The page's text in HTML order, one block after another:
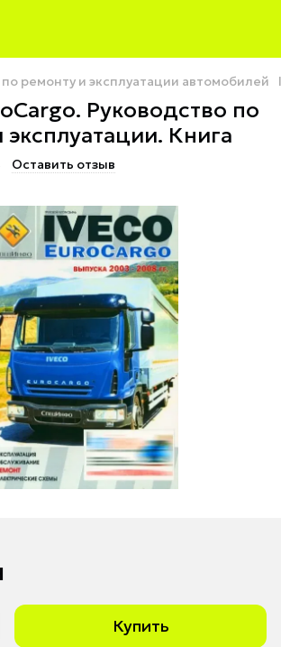
ремонту и эксплуатации автомобилей
Руководство по
Книга
Оставить отзыв
Купить